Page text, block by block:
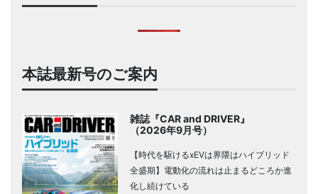
本誌最新号のご案内
雑誌『CAR and DRIVER』
（2026年9月号）
【時代を駆けるxEVは界隈はハイブリッド
全盛期】電動化の流れは止まるどころか進
化し続けている